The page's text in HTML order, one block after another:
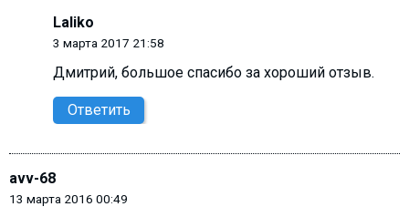
Laliko
3 марта 2017 21:58
Дмитрий, большое спасибо за хороший отзыв.
Ответить
avv-68
13 марта 2016 00:49